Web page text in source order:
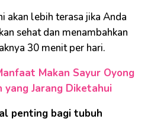
akan lebih terasa jika Anda
sehat dan menambahkan
30 menit per hari.
Makan Sayur Oyong
yang Jarang Diketahui
penting bagi tubuh